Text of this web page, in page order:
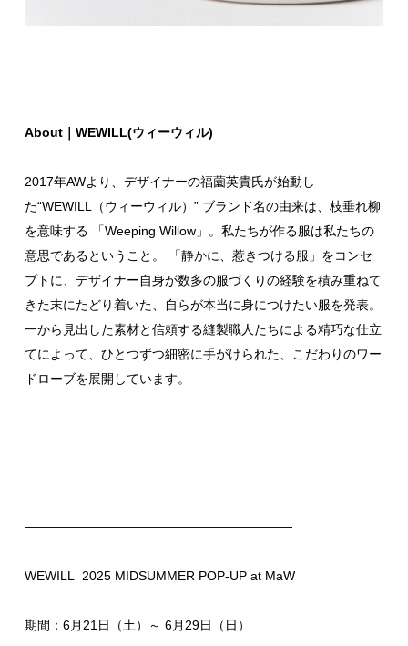
About｜WEWILL(ウィーウィル)
2017年AWより、デザイナーの福薗英貴氏が始動し
た“WEWILL（ウィーウィル）” ブランド名の由来は、枝垂れ柳
を意味する 「Weeping Willow」。私たちが作る服は私たちの
意思であるということ。 「静かに、惹きつける服」をコンセ
プトに、デザイナー自身が数多の服づくりの経験を積み重ねて
きた末にたどり着いた、自らが本当に身につけたい服を発表。
一から見出した素材と信頼する縫製職人たちによる精巧な仕立
てによって、ひとつずつ細密に手がけられた、こだわりのワー
ドローブを展開しています。
—————————————————————
WEWILL 2025 MIDSUMMER POP-UP at MaW
期間：6月21日（土）～ 6月29日（日）